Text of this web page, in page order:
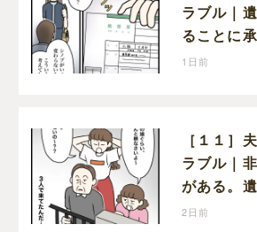
ラブル｜
ることに
従わせる
1日前
［１１］
ラブル｜
がある。
ざわざ実
2日前